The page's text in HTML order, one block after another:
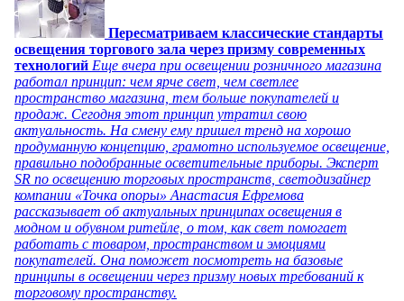
Пересматриваем классические стандарты
освещения торгового зала через призму современных
технологий Еще вчера при освещении розничного магазина
работал принцип: чем ярче свет, чем светлее
пространство магазина, тем больше покупателей и
продаж. Сегодня этот принцип утратил свою
актуальность. На смену ему пришел тренд на хорошо
продуманную концепцию, грамотно используемое освещение,
правильно подобранные осветительные приборы. Эксперт
SR по освещению торговых пространств, светодизайнер
компании «Точка опоры» Анастасия Ефремова
рассказывает об актуальных принципах освещения в
модном и обувном ритейле, о том, как свет помогает
работать с товаром, пространством и эмоциями
покупателей. Она поможет посмотреть на базовые
принципы в освещении через призму новых требований к
торговому пространству.